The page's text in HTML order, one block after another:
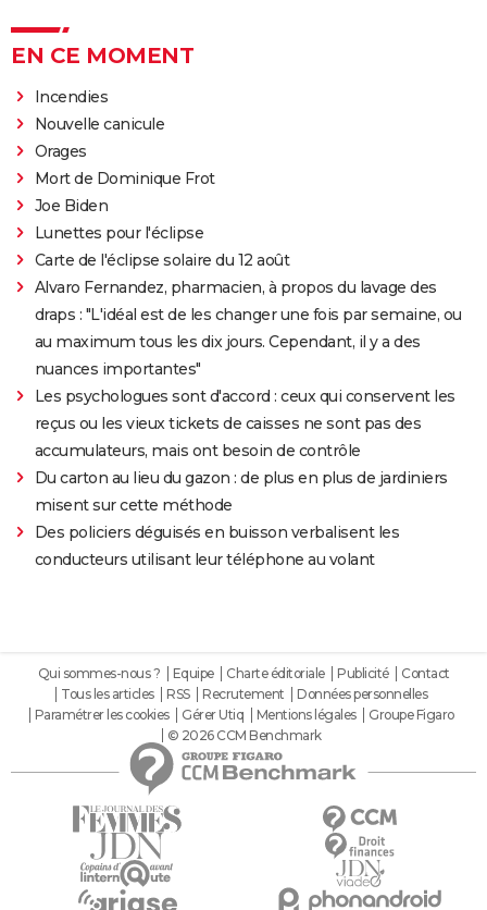
EN CE MOMENT
Incendies
Nouvelle canicule
Orages
Mort de Dominique Frot
Joe Biden
Lunettes pour l'éclipse
Carte de l'éclipse solaire du 12 août
Alvaro Fernandez, pharmacien, à propos du lavage des
draps : "L'idéal est de les changer une fois par semaine, ou
au maximum tous les dix jours. Cependant, il y a des
nuances importantes"
Les psychologues sont d'accord : ceux qui conservent les
reçus ou les vieux tickets de caisses ne sont pas des
accumulateurs, mais ont besoin de contrôle
Du carton au lieu du gazon : de plus en plus de jardiniers
misent sur cette méthode
Des policiers déguisés en buisson verbalisent les
conducteurs utilisant leur téléphone au volant
Qui sommes-nous ? Equipe Charte éditoriale Publicité
Contact
Tous les articles
RSS Recrutement
Données personnelles
Paramétrer les cookies
Gérer Utiq Mentions légales
Groupe Figaro
© 2026 CCM Benchmark